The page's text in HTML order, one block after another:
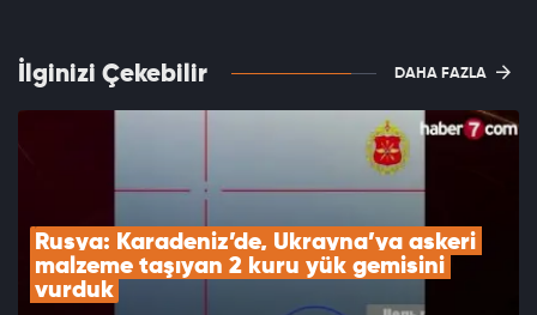
İlginizi Çekebilir DAHA FAZLA
Rusya: Karadeniz’de, Ukrayna’ya askeri
malzeme taşıyan 2 kuru yük gemisini
vurduk